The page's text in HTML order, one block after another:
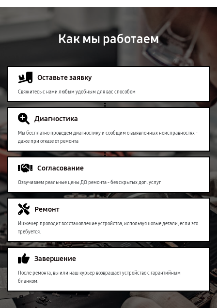
Как мы работаем
Оставьте заявку
Свяжитесь с нами любым удобным для вас способом
Диагностика
Мы бесплатно проведем диагностику и сообщим о выявленных неисправностях -
даже при отказе от ремонта
Согласование
Озвучиваем реальные цены ДО ремонта - без скрытых доп. услуг
Ремонт
Инженер проводит восстановление устройства, используя новые детали, если это
требуется.
Завершение
После ремонта, вы или наш курьер возвращает устройство с гарантийным
бланком.